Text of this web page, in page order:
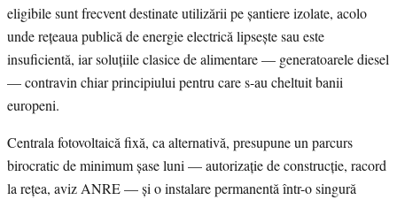
eligibile sunt frecvent destinate utilizării pe șantiere izolate, acolo
unde rețeaua publică de energie electrică lipsește sau este
insuficientă, iar soluțiile clasice de alimentare — generatoarele diesel
— contravin chiar principiului pentru care s-au cheltuit banii
europeni.
Centrala fotovoltaică fixă, ca alternativă, presupune un parcurs
birocratic de minimum șase luni — autorizație de construcție, racord
la rețea, aviz ANRE — și o instalare permanentă într-o singură